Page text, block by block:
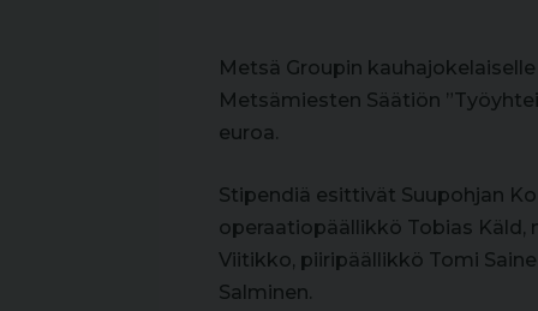
Metsä Groupin
Metsämiesten Säätiön
euroa.
Stipendiä esittivät Suupohjan
operaatiopäällikkö Tobias Käld,
Viitikko, piiripäällikkö Tomi
Salminen.